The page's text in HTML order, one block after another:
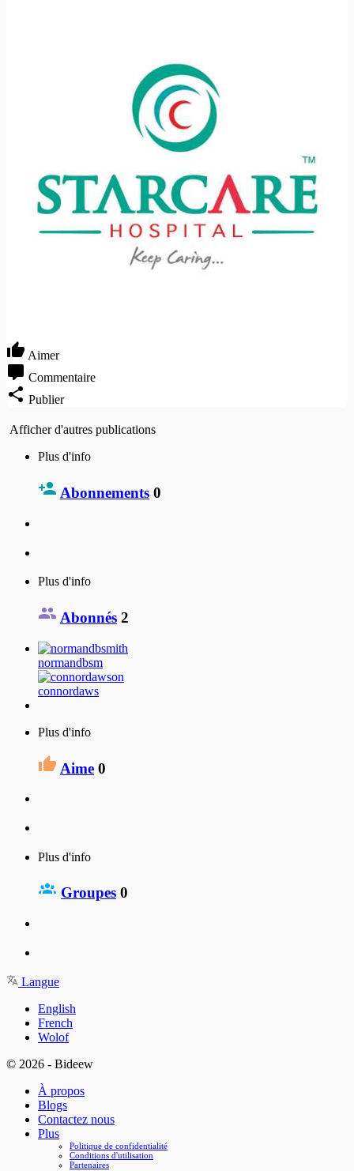
Aimer
Commentaire
Publier
Afficher d'autres publications
Plus d'info
Abonnements 0
Plus d'info
Abonnés 2
normandbsm
connordaws
Plus d'info
Aime 0
Plus d'info
Groupes 0
Langue
English
French
Wolof
© 2026 - Bideew
À propos
Blogs
Contactez nous
Plus
Politique de confidentialité
Conditions d'utilisation
Partenaires